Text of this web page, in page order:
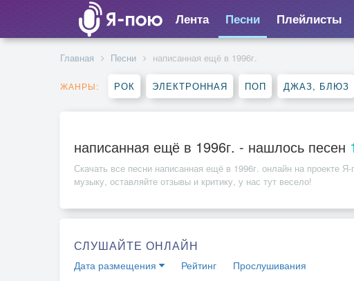
Лента Песни Плейлисты
Главная Песни написанная ещё в 1996г.
ЖАНРЫ: РОК ЭЛЕКТРОННАЯ ПОП ДЖАЗ, БЛЮЗ
написанная ещё в 1996г. - нашлось песен 1
Скачать все песни написанная ещё в 1996г. онлайн на проекте
музыку, оставляйте отзывы и критику, у нас тут весело!
СЛУШАЙТЕ ОНЛАЙН
Дата размещения Рейтинг Прослушивания